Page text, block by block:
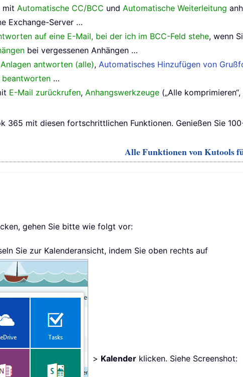
mit Automatische CC/BCC und Automatische Weiterleitung
Exchange-Server …
auf eine E-Mail, bei der ich im BCC-Feld stehe, wenn
bei vergessenen Anhängen …
antworten (alle), Automatisches Hinzufügen von
beantworten …
E-Mail zurückrufen, Anhangswerkzeuge („Alle
mit diesen fortschrittlichen Funktionen. Genießen Sie
Alle Funktionen von Kutools
gehen Sie bitte wie folgt vor:
Sie zur Kalenderansicht, indem Sie oben rechts auf
> Kalender klicken. Siehe Screenshot: